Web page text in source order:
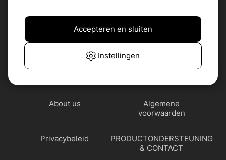
About us
Algemene
voorwaarden
Privacybeleid
PRODUCTONDERSTEUNING
& CONTACT
Instellingen
Accepteren en sluiten